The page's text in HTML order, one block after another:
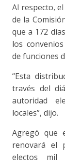
Al respecto,
de la
que a 172
los
de funciones
“Esta
través del
autoridad
locales”, dijo.
Agregó que
renovará el
electos mil